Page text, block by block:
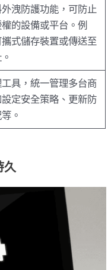
洩防護功能，可防止
的設備或平台。例
式儲存裝置或傳送至
具，統一管理多台商
定安全策略、更新防
。
久